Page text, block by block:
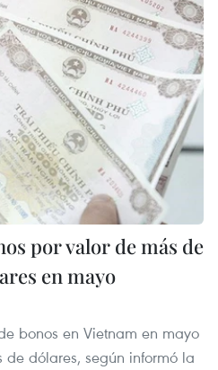
por valor de más de
en mayo
bonos en Vietnam en mayo
dólares, según informó la